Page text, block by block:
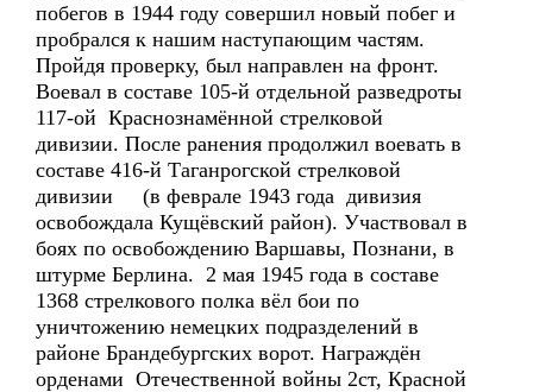
побегов в 1944 году совершил новый побег и
пробрался к нашим наступающим частям.
Пройдя проверку, был направлен на фронт.
Воевал в составе 105-й отдельной разведроты
117-ой Краснознамённой стрелковой
дивизии. После ранения продолжил воевать в
составе 416-й Таганрогской стрелковой
дивизии (в феврале 1943 года дивизия
освобождала Кущёвский район). Участвовал в
боях по освобождению Варшавы, Познани, в
штурме Берлина. 2 мая 1945 года в составе
1368 стрелкового полка вёл бои по
уничтожению немецких подразделений в
районе Брандебургских ворот. Награждён
орденами Отечественной войны 2ст, Красной